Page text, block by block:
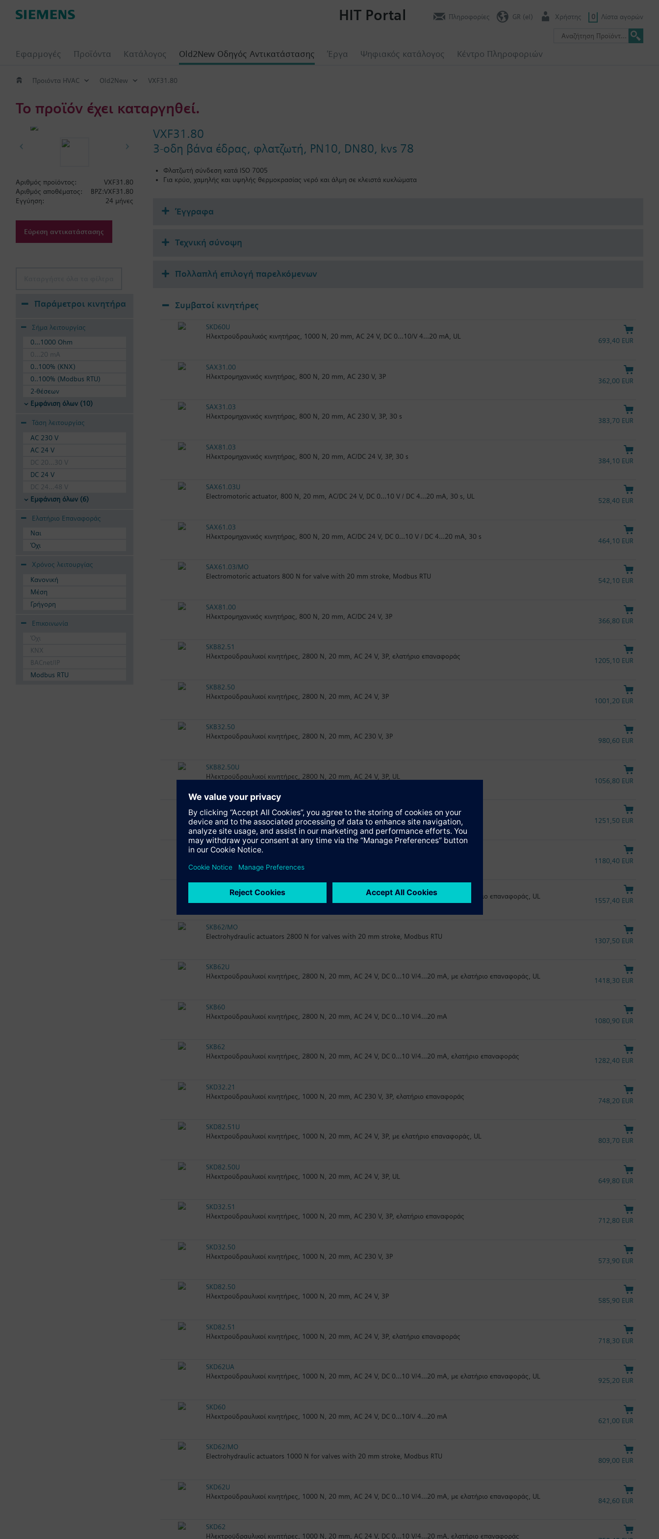
Εφαρμογές Προϊόντα Κατάλογος Old2New Οδηγός Αντικατάστασης Έργα Ψηφιακός κατάλογος Κέντρο Πληροφοριών
HIT Portal Πληροφορίες GR (el) Χρήστης 0 Λίστα αγορών
Προιόντα HVAC Old2New VXF31.80
Το προϊόν έχει καταργηθεί.
VXF31.80
3-οδη βάνα έδρας, φλατζωτή, PN10, DN80, kvs 78
Φλατζωτή σύνδεση κατά ISO 7005
Για κρύο, χαμηλής και υψηλής θερμοκρασίας νερό και άλμη σε κλειστά κυκλώματα
Αριθμός προϊόντος:
VXF31.80
Αριθμός αποθέματος:
BPZ:VXF31.80
Εγγύηση:
24 μήνες
Εύρεση αντικατάστασης
Παράμετροι κινητήρα
Σήμα λειτουργίας
0...1000 Ohm
0...20 mA
0..100% (KNX)
0..100% (Modbus RTU)
2-θέσεων
Εμφάνιση όλων (10)
Τάση λειτουργίας
AC 230 V
AC 24 V
DC 20...30 V
DC 24 V
DC 24...48 V
Εμφάνιση όλων (6)
Ελατήριο Επαναφοράς
Ναι
Όχι
Χρόνος λειτουργίας
Κανονική
Μέση
Γρήγορη
Επικοινωνία
Όχι
KNX
BACnet/IP
Modbus RTU
Έγγραφα
Τεχνική σύνοψη
Πολλαπλή επιλογή παρελκόμενων
Συμβατοί κινητήρες
SKD60U
Ηλεκτροϋδραυλικός κινητήρας, 1000 N, 20 mm, AC 24 V, DC 0...10/V 4...20 mA, UL
693,40 EUR
SAX31.00
Ηλεκτρομηχανικός κινητήρας, 800 N, 20 mm, AC 230 V, 3P
362,00 EUR
SAX31.03
Ηλεκτρομηχανικός κινητήρας, 800 N, 20 mm, AC 230 V, 3P, 30 s
383,70 EUR
SAX81.03
Ηλεκτρομηχανικός κινητήρας, 800 N, 20 mm, AC/DC 24 V, 3P, 30 s
384,10 EUR
SAX61.03U
Electromotoric actuator, 800 N, 20 mm, AC/DC 24 V, DC 0…10 V / DC 4…20 mA, 30 s, UL
528,40 EUR
SAX61.03
Ηλεκτρομηχανικός κινητήρας, 800 N, 20 mm, AC/DC 24 V, DC 0…10 V / DC 4…20 mA, 30 s
464,10 EUR
SAX61.03/MO
Electromotoric actuators 800 N for valve with 20 mm stroke, Modbus RTU
542,10 EUR
SAX81.00
Ηλεκτρομηχανικός κινητήρας, 800 N, 20 mm, AC/DC 24 V, 3P
366,80 EUR
SKB82.51
Ηλεκτροϋδραυλικοί κινητήρες, 2800 N, 20 mm, AC 24 V, 3P, ελατήριο επαναφοράς
1205,10 EUR
SKB82.50
Ηλεκτροϋδραυλικοί κινητήρες, 2800 N, 20 mm, AC 24 V, 3P
1001,20 EUR
SKB32.50
Ηλεκτροϋδραυλικοί κινητήρες, 2800 N, 20 mm, AC 230 V, 3P
980,60 EUR
SKB82.50U
Ηλεκτροϋδραυλικοί κινητήρες, 2800 N, 20 mm, AC 24 V, 3P, UL
1056,80 EUR
Ηλεκτροϋδραυλικοί κινητήρες, 2800 N, 20 mm, AC 24 V, 3P, με ελατήριο επαναφοράς, UL
1251,50 EUR
SKB32.51
1180,40 EUR
Ηλεκτροϋδραυλικοί κινητήρες, 2800 N, 20 mm, AC 24 V, DC 0...10 V/4...20 mA, με ελατήριο επαναφοράς, UL
1557,40 EUR
SKB62/MO
Electrohydraulic actuators 2800 N for valves with 20 mm stroke, Modbus RTU
1307,50 EUR
SKB62U
Ηλεκτροϋδραυλικοί κινητήρες, 2800 N, 20 mm, AC 24 V, DC 0...10 V/4...20 mA, με ελατήριο επαναφοράς, UL
1418,30 EUR
SKB60
Ηλεκτροϋδραυλικοί κινητήρες, 2800 N, 20 mm, AC 24 V, DC 0...10 V/4...20 mA
1080,90 EUR
SKB62
Ηλεκτροϋδραυλικοί κινητήρες, 2800 N, 20 mm, AC 24 V, DC 0...10 V/4...20 mA, ελατήριο επαναφοράς
1282,40 EUR
SKD32.21
Ηλεκτροϋδραυλικοί κινητήρες, 1000 N, 20 mm, AC 230 V, 3P, ελατήριο επαναφοράς
748,20 EUR
SKD82.51U
Ηλεκτροϋδραυλικοί κινητήρες, 1000 N, 20 mm, AC 24 V, 3P, με ελατήριο επαναφοράς, UL
803,70 EUR
SKD82.50U
Ηλεκτροϋδραυλικοί κινητήρες, 1000 N, 20 mm, AC 24 V, 3P, UL
649,80 EUR
SKD32.51
Ηλεκτροϋδραυλικοί κινητήρες, 1000 N, 20 mm, AC 230 V, 3P, ελατήριο επαναφοράς
712,80 EUR
SKD32.50
Ηλεκτροϋδραυλικοί κινητήρες, 1000 N, 20 mm, AC 230 V, 3P
573,90 EUR
SKD82.50
Ηλεκτροϋδραυλικοί κινητήρες, 1000 N, 20 mm, AC 24 V, 3P
585,90 EUR
SKD82.51
Ηλεκτροϋδραυλικοί κινητήρες, 1000 N, 20 mm, AC 24 V, 3P, ελατήριο επαναφοράς
718,30 EUR
SKD62UA
Ηλεκτροϋδραυλικοί κινητήρες, 1000 N, 20 mm, AC 24 V, DC 0...10 V/4...20 mA, με ελατήριο επαναφοράς, UL
925,20 EUR
SKD60
Ηλεκτροϋδραυλικοί κινητήρες, 1000 N, 20 mm, AC 24 V, DC 0...10/V 4...20 mA
621,00 EUR
SKD62/MO
Electrohydraulic actuators 1000 N for valves with 20 mm stroke, Modbus RTU
809,00 EUR
SKD62U
Ηλεκτροϋδραυλικοί κινητήρες, 1000 N, 20 mm, AC 24 V, DC 0...10 V/4...20 mA, με ελατήριο επαναφοράς, UL
842,60 EUR
SKD62
Ηλεκτροϋδραυλικοί κινητήρες, 1000 N, 20 mm, AC 24 V, DC 0...10 V/4...20 mA, ελατήριο επαναφοράς